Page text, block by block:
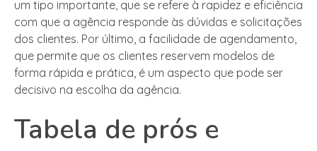
um tipo importante, que se refere à rapidez e eficiência
com que a agência responde às dúvidas e solicitações
dos clientes. Por último, a facilidade de agendamento,
que permite que os clientes reservem modelos de
forma rápida e prática, é um aspecto que pode ser
decisivo na escolha da agência.
Tabela de prós e